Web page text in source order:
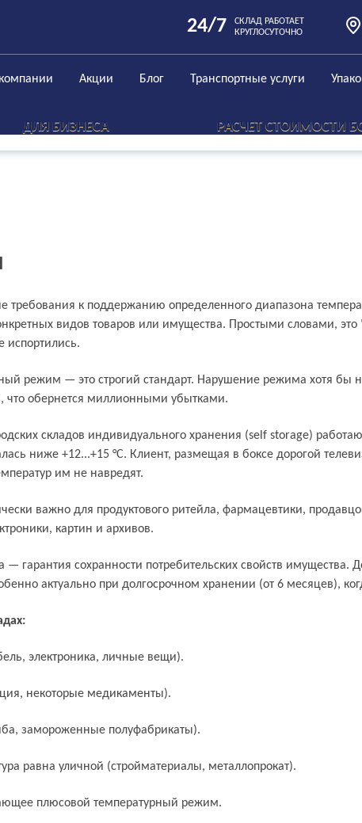
24/7
СКЛАД РАБОТАЕТ
КРУГЛОСУТОЧНО
Акции Блог Транспортные услуги
ДЛЯ БИЗНЕСА РАСЧЕТ СТОИМОСТИ
словами
требования к поддержанию определенного диапазона
видов товаров или имущества. Простыми словами, это
испортились.
режим — это строгий стандарт. Нарушение режима хотя бы
что обернется миллионными убытками.
складов индивидуального хранения (self storage)
ниже +12...+15 °C. Клиент, размещая в боксе дорогой
им не навредят.
режим
важно для продуктового ритейла, фармацевтики,
картин и архивов.
гарантия сохранности потребительских свойств имущества.
актуально при долгосрочном хранении (от 6 месяцев),
электроника, личные вещи).
некоторые медикаменты).
замороженные полуфабрикаты).
равна уличной (стройматериалы, металлопрокат).
плюсовой температурный режим.